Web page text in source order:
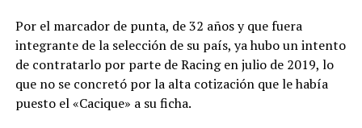
Por el marcador de punta, de 32 años y que fuera
integrante de la selección de su país, ya hubo un intento
de contratarlo por parte de Racing en julio de 2019, lo
que no se concretó por la alta cotización que le había
puesto el «Cacique» a su ficha.